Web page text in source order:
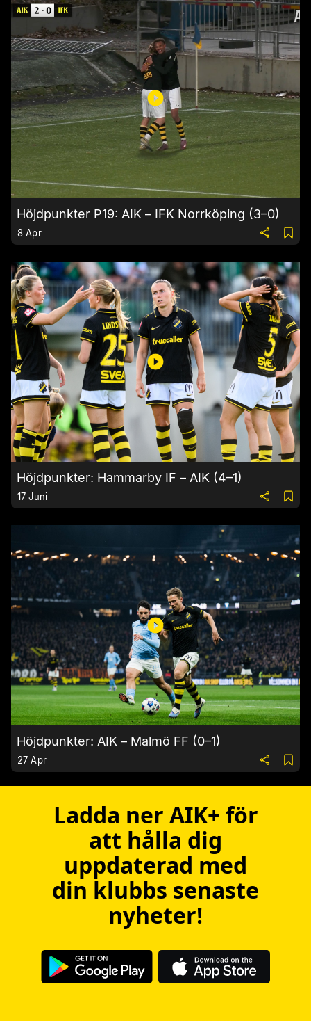
Höjdpunkter P19: AIK – IFK Norrköping (3–0)
8 Apr
Höjdpunkter: Hammarby IF – AIK (4–1)
17 Juni
Höjdpunkter: AIK – Malmö FF (0–1)
27 Apr
Ladda ner AIK+ för
att hålla dig
uppdaterad med
din klubbs senaste
nyheter!